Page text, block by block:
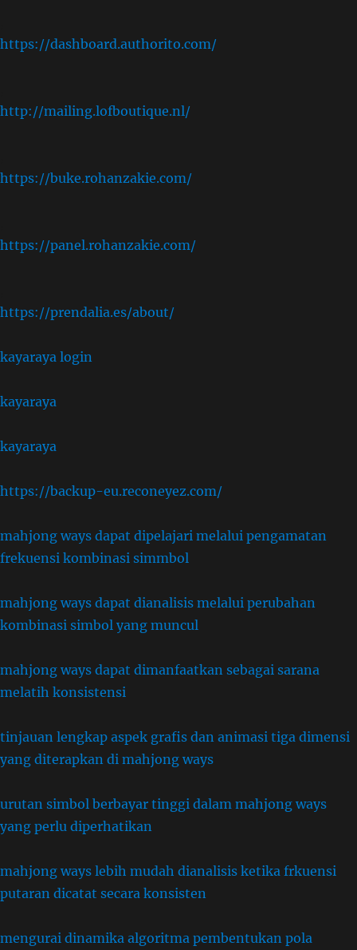
https://dashboard.authorito.com/
http://mailing.lofboutique.nl/
https://buke.rohanzakie.com/
https://panel.rohanzakie.com/
https://prendalia.es/about/
kayaraya login
kayaraya
kayaraya
https://backup-eu.reconeyez.com/
mahjong ways dapat dipelajari melalui pengamatan
frekuensi kombinasi simmbol
mahjong ways dapat dianalisis melalui perubahan
kombinasi simbol yang muncul
mahjong ways dapat dimanfaatkan sebagai sarana
melatih konsistensi
tinjauan lengkap aspek grafis dan animasi tiga dimensi
yang diterapkan di mahjong ways
urutan simbol berbayar tinggi dalam mahjong ways
yang perlu diperhatikan
mahjong ways lebih mudah dianalisis ketika frkuensi
putaran dicatat secara konsisten
mengurai dinamika algoritma pembentukan pola